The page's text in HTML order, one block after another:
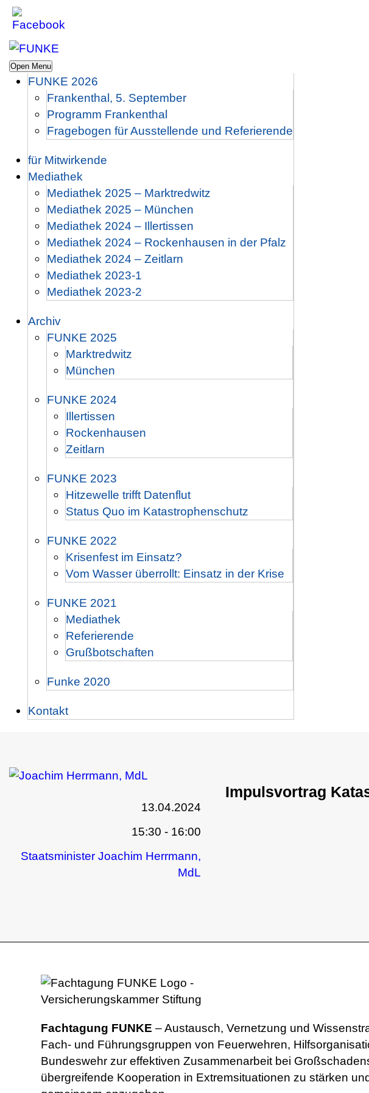
Open Menu
FUNKE 2026
Frankenthal, 5. September
Programm Frankenthal
Fragebogen für Ausstellende und Referierende
für Mitwirkende
Mediathek
Mediathek 2025 – Marktredwitz
Mediathek 2025 – München
Mediathek 2024 – Illertissen
Mediathek 2024 – Rockenhausen in der Pfalz
Mediathek 2024 – Zeitlarn
Mediathek 2023-1
Mediathek 2023-2
Archiv
FUNKE 2025
Marktredwitz
München
FUNKE 2024
Illertissen
Rockenhausen
Zeitlarn
FUNKE 2023
Hitzewelle trifft Datenflut
Status Quo im Katastrophenschutz
FUNKE 2022
Krisenfest im Einsatz?
Vom Wasser überrollt: Einsatz in der Krise
FUNKE 2021
Mediathek
Referierende
Grußbotschaften
Funke 2020
Kontakt
13.04.2024
15:30 - 16:00
Staatsminister Joachim Herrmann,
MdL
Impulsvortrag
Fachtagung FUNKE – Austausch, Vernetzung und
Fach- und Führungsgruppen von Feuerwehren,
Bundeswehr zur effektiven Zusammenarbeit bei
übergreifende Kooperation in Extremsituationen zu stärken